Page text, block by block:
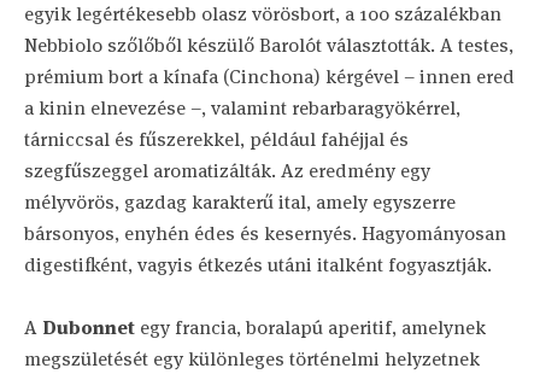
egyik legértékesebb olasz vörösbort, a 100 százalékban
Nebbiolo szőlőből készülő Barolót választották. A testes,
prémium bort a kínafa (Cinchona) kérgével – innen ered
a kinin elnevezése –, valamint rebarbaragyökérrel,
tárniccsal és fűszerekkel, például fahéjjal és
szegfűszeggel aromatizálták. Az eredmény egy
mélyvörös, gazdag karakterű ital, amely egyszerre
bársonyos, enyhén édes és kesernyés. Hagyományosan
digestifként, vagyis étkezés utáni italként fogyasztják.
A Dubonnet egy francia, boralapú aperitif, amelynek
megszületését egy különleges történelmi helyzetnek